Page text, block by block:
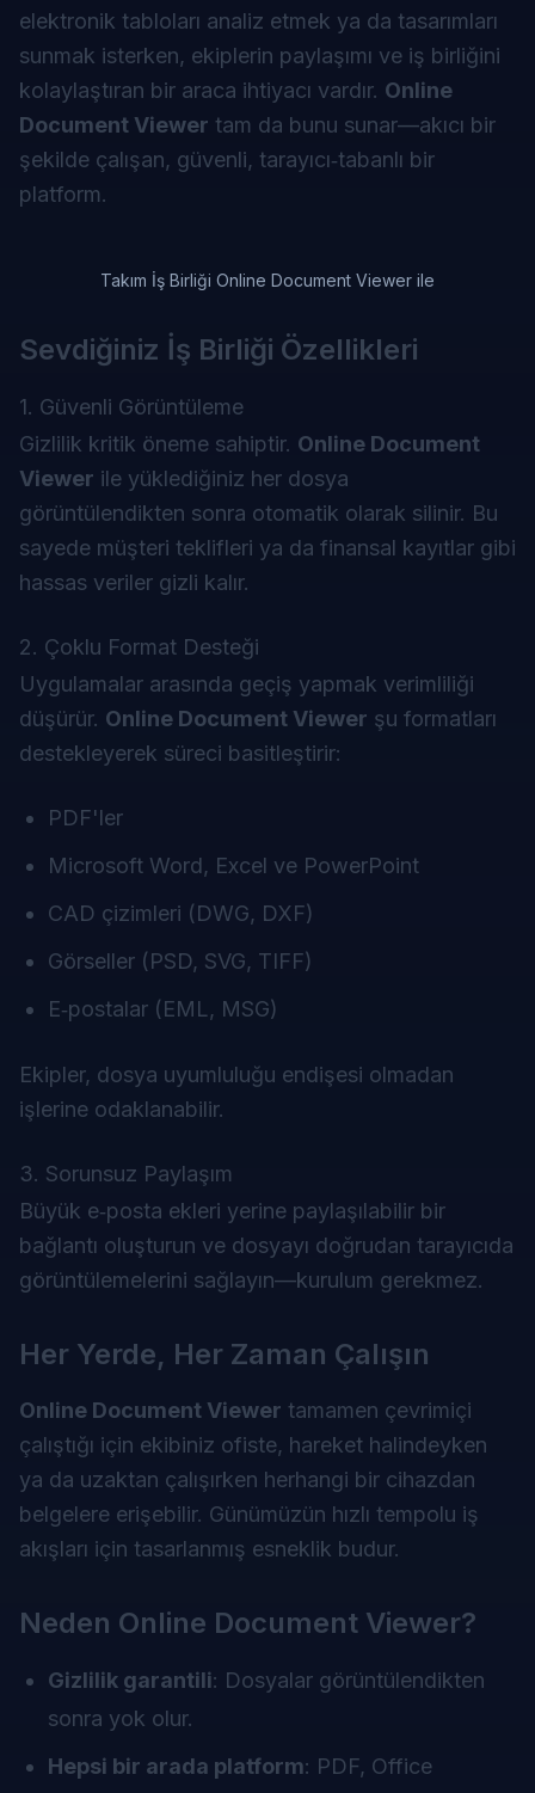
elektronik tabloları analiz etmek ya da tasarımları
sunmak isterken, ekiplerin paylaşımı ve iş birliğini
kolaylaştıran bir araca ihtiyacı vardır. Online
Document Viewer tam da bunu sunar—akıcı bir
şekilde çalışan, güvenli, tarayıcı‑tabanlı bir
platform.
Takım İş Birliği Online Document Viewer ile
Sevdiğiniz İş Birliği Özellikleri
1. Güvenli Görüntüleme
Gizlilik kritik öneme sahiptir. Online Document
Viewer ile yüklediğiniz her dosya
görüntülendikten sonra otomatik olarak silinir. Bu
sayede müşteri teklifleri ya da finansal kayıtlar gibi
hassas veriler gizli kalır.
2. Çoklu Format Desteği
Uygulamalar arasında geçiş yapmak verimliliği
düşürür. Online Document Viewer şu formatları
destekleyerek süreci basitleştirir:
PDF'ler
Microsoft Word, Excel ve PowerPoint
CAD çizimleri (DWG, DXF)
Görseller (PSD, SVG, TIFF)
E‑postalar (EML, MSG)
Ekipler, dosya uyumluluğu endişesi olmadan
işlerine odaklanabilir.
3. Sorunsuz Paylaşım
Büyük e‑posta ekleri yerine paylaşılabilir bir
bağlantı oluşturun ve dosyayı doğrudan tarayıcıda
görüntülemelerini sağlayın—kurulum gerekmez.
Her Yerde, Her Zaman Çalışın
Online Document Viewer tamamen çevrimiçi
çalıştığı için ekibiniz ofiste, hareket halindeyken
ya da uzaktan çalışırken herhangi bir cihazdan
belgelere erişebilir. Günümüzün hızlı tempolu iş
akışları için tasarlanmış esneklik budur.
Neden Online Document Viewer?
Gizlilik garantili: Dosyalar görüntülendikten
sonra yok olur.
Hepsi bir arada platform: PDF, Office